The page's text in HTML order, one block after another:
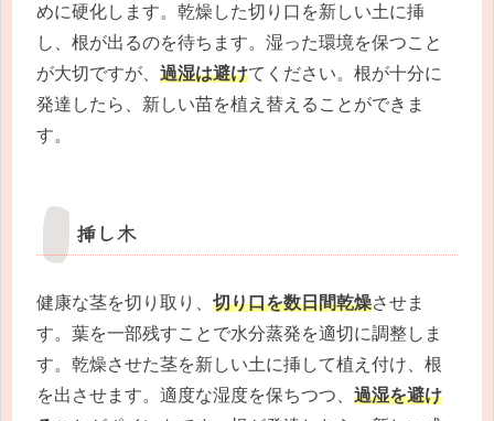
めに硬化します。乾燥した切り口を新しい土に挿
し、根が出るのを待ちます。湿った環境を保つこと
が大切ですが、 過湿は避けてください。根が十分に
発達したら、新しい苗を植え替えることができま
す。
挿し木
健康な茎を切り取り、 切り口を数日間乾燥させま
す。葉を一部残すことで水分蒸発を適切に調整しま
す。乾燥させた茎を新しい土に挿して植え付け、根
を出させます。適度な湿度を保ちつつ、 過湿を避け